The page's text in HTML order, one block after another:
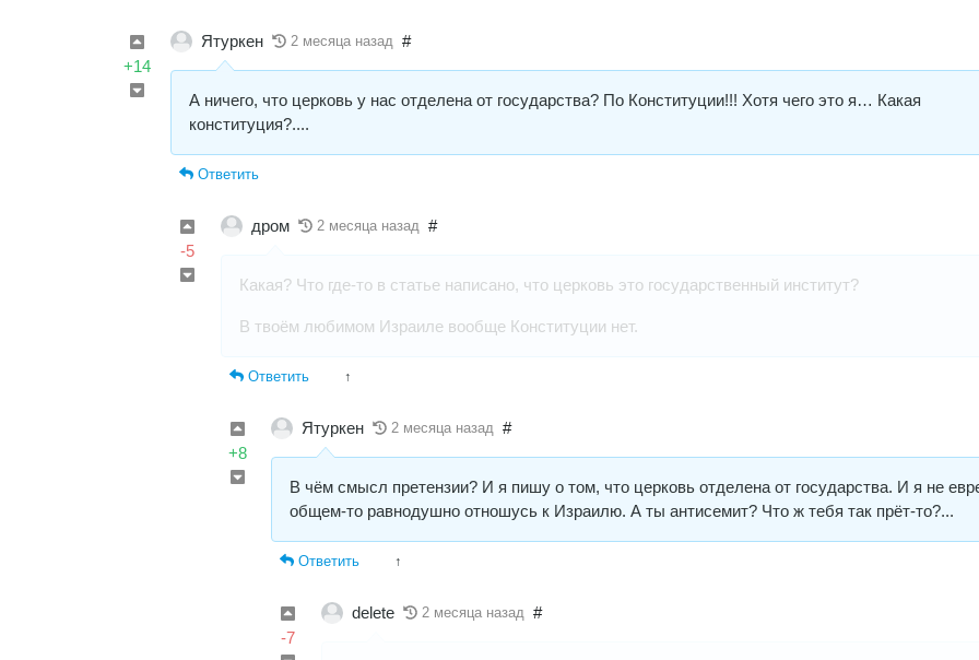
+14
Ятуркен 2 месяца назад #
А ничего, что церковь у нас отделена от государства? По Конституции!!! Хотя чего это я… Какая
конституция?....
Ответить
-5
дром 2 месяца назад #
Какая? Что где-то в статье написано, что церковь это государственный институт?
В твоём любимом Израиле вообще Конституции нет.
Ответить ↑
+8
Ятуркен 2 месяца назад #
В чём смысл претензии? И я пишу о том, что церковь отделена от государства. И я не
общем-то равнодушно отношусь к Израилю. А ты антисемит? Что ж тебя так прёт-то?...
Ответить ↑
-7
delete 2 месяца назад #